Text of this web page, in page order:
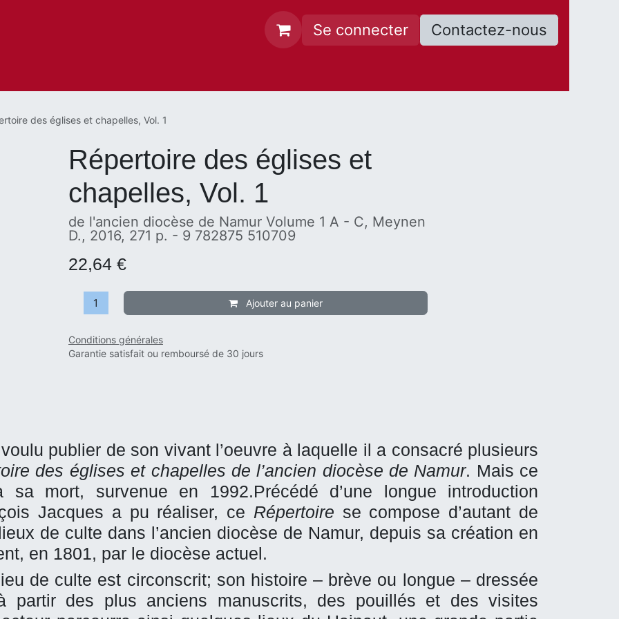
Se connecter Contactez-nous
des églises et chapelles, Vol. 1
Répertoire des églises et
chapelles, Vol. 1
de l'ancien diocèse de Namur Volume 1 A - C, Meynen
D., 2016, 271 p. - 9 782875 510709
22,64€
Ajouter au panier
Conditions générales
Garantie satisfait ou remboursé de 30 jours
publier de son vivant l’oeuvre à laquelle il a consacré plusieurs
des églises et chapelles de l’ancien diocèse de Namur. Mais ce